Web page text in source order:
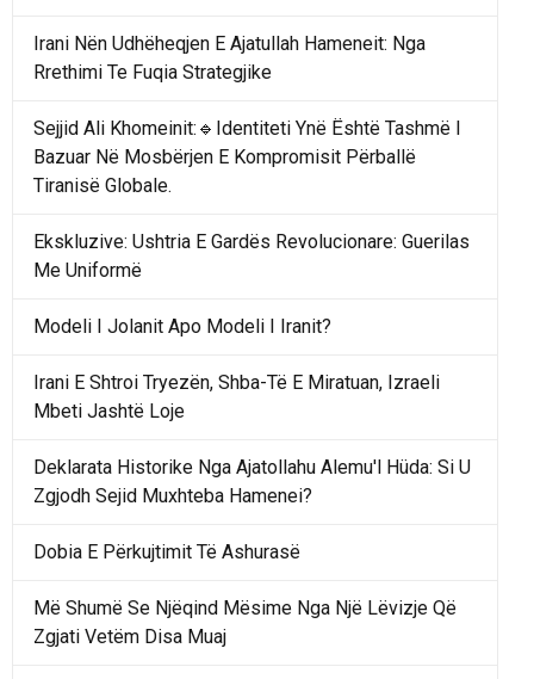
Irani Nën Udhëheqjen E Ajatullah Hameneit: Nga
Rrethimi Te Fuqia Strategjike
Sejjid Ali Khomeinit:🔹Identiteti Ynë Është Tashmë I
Bazuar Në Mosbërjen E Kompromisit Përballë
Tiranisë Globale.
Ekskluzive: Ushtria E Gardës Revolucionare: Guerilas
Me Uniformë
Modeli I Jolanit Apo Modeli I Iranit?
Irani E Shtroi Tryezën, Shba-Të E Miratuan, Izraeli
Mbeti Jashtë Loje
Deklarata Historike Nga Ajatollahu Alemu'l Hüda: Si U
Zgjodh Sejid Muxhteba Hamenei?
Dobia E Përkujtimit Të Ashurasë
Më Shumë Se Njëqind Mësime Nga Një Lëvizje Që
Zgjati Vetëm Disa Muaj